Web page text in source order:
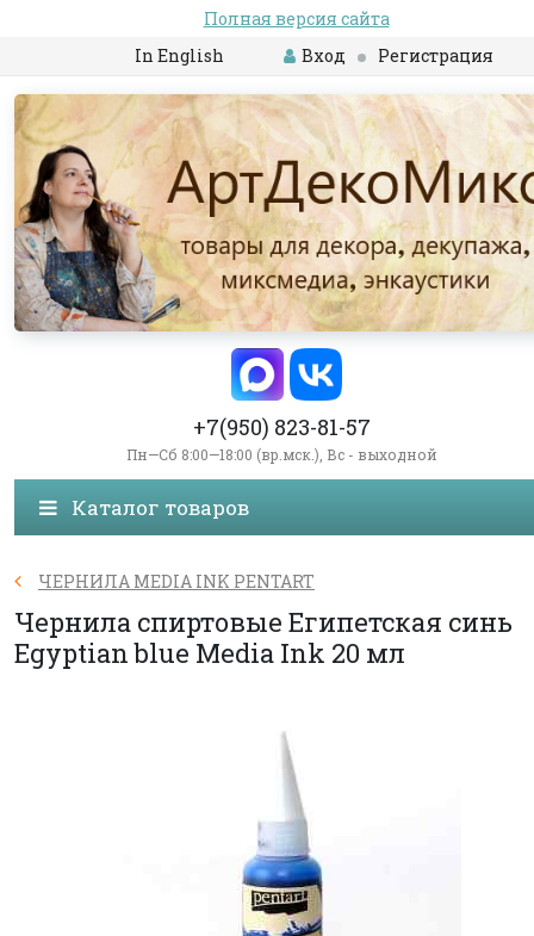
Полная версия сайта
In English
Вход Регистрация
+7(950) 823-81-57
Пн—Сб 8:00—18:00 (вр.мск.), Вс - выходной
Каталог товаров
ЧЕРНИЛА MEDIA INK PENTART
Чернила спиртовые Египетская синь
Egyptian blue Media Ink 20 мл